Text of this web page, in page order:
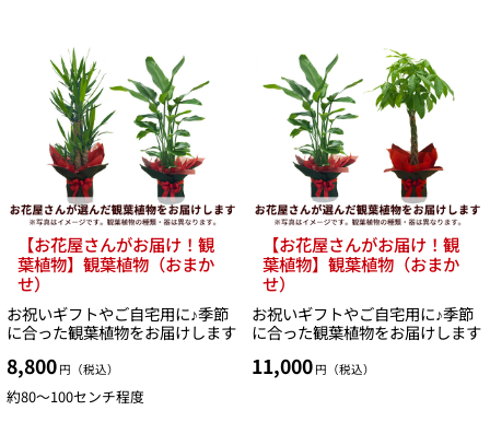
【お花屋さんがお届け！観
葉植物】観葉植物（おまか
せ）
お祝いギフトやご自宅用に♪季節
に合った観葉植物をお届けします
8,800 円（税込）
約80〜100センチ程度
【お花屋さんがお届け！観
葉植物】観葉植物（おまか
せ）
お祝いギフトやご自宅用に♪季節
に合った観葉植物をお届けします
11,000 円（税込）